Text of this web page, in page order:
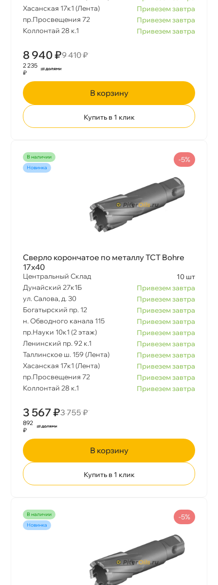
Хасанская 17к1 (Лента)
Привезем завтра
пр.Просвещения 72
Привезем завтра
Коллонтай 28 к.1
Привезем завтра
8 940 ₽9 410 ₽
2 235
₽
корзину
Купить в 1 клик
наличии
Новинка
Сверло корончатое по металлу TCT Bohre
17х40
Центральный Склад
10 шт
Дунайский 27к1Б
Привезем завтра
ул. Салова, д. 30
Привезем завтра
Богатырский пр. 12
Привезем завтра
н. Обводного канала 115
Привезем завтра
пр.Науки 10к1 (2 этаж)
Привезем завтра
Ленинский пр. 92 к.1
Привезем завтра
Таллинское ш. 159 (Лента)
Привезем завтра
Хасанская 17к1 (Лента)
Привезем завтра
пр.Просвещения 72
Привезем завтра
Коллонтай 28 к.1
Привезем завтра
3 567 ₽3 755 ₽
-5%
892
₽
корзину
Купить в 1 клик
наличии
Новинка
-5%